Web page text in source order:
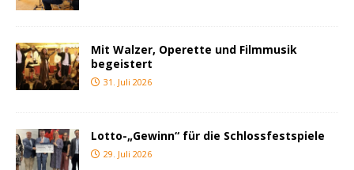
Mit Walzer, Operette und Filmmusik
begeistert
31. Juli 2026
Lotto-„Gewinn“ für die Schlossfestspiele
29. Juli 2026